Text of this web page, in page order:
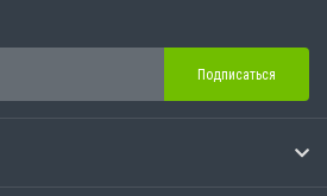
Подписаться